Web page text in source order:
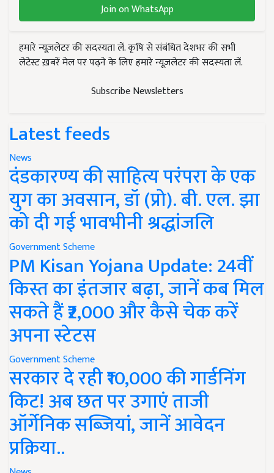
Join on WhatsApp
हमारे न्यूज़लेटर की सदस्यता लें. कृषि से संबंधित देशभर की सभी
लेटेस्ट ख़बरें मेल पर पढ़ने के लिए हमारे न्यूज़लेटर की सदस्यता लें.
Subscribe Newsletters
Latest feeds
News
दंडकारण्य की साहित्य परंपरा के एक
युग का अवसान, डॉ (प्रो). बी. एल. झा
को दी गई भावभीनी श्रद्धांजलि
Government Scheme
PM Kisan Yojana Update: 24वीं
किस्त का इंतजार बढ़ा, जानें कब मिल
सकते हैं ₹2,000 और कैसे चेक करें
अपना स्टेटस
Government Scheme
सरकार दे रही ₹10,000 की गार्डनिंग
किट! अब छत पर उगाएं ताजी
ऑर्गेनिक सब्जियां, जानें आवेदन
प्रक्रिया..